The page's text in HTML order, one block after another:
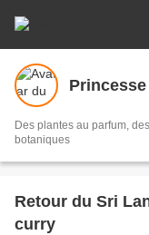
Des plantes au parfum,
botaniques
Retour du Sri
curry